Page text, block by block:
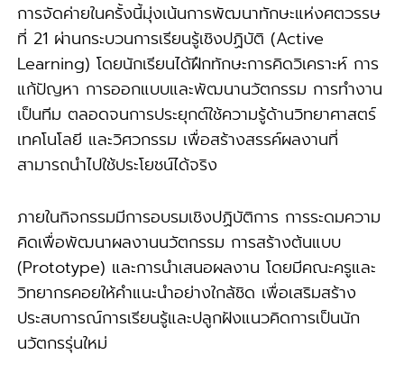
การจัดค่ายในครั้งนี้มุ่งเน้นการพัฒนาทักษะแห่งศตวรรษ
ที่ 21 ผ่านกระบวนการเรียนรู้เชิงปฏิบัติ (Active
Learning) โดยนักเรียนได้ฝึกทักษะการคิดวิเคราะห์ การ
แก้ปัญหา การออกแบบและพัฒนานวัตกรรม การทำงาน
เป็นทีม ตลอดจนการประยุกต์ใช้ความรู้ด้านวิทยาศาสตร์
เทคโนโลยี และวิศวกรรม เพื่อสร้างสรรค์ผลงานที่
สามารถนำไปใช้ประโยชน์ได้จริง
ภายในกิจกรรมมีการอบรมเชิงปฏิบัติการ การระดมความ
คิดเพื่อพัฒนาผลงานนวัตกรรม การสร้างต้นแบบ
(Prototype) และการนำเสนอผลงาน โดยมีคณะครูและ
วิทยากรคอยให้คำแนะนำอย่างใกล้ชิด เพื่อเสริมสร้าง
ประสบการณ์การเรียนรู้และปลูกฝังแนวคิดการเป็นนัก
นวัตกรรุ่นใหม่